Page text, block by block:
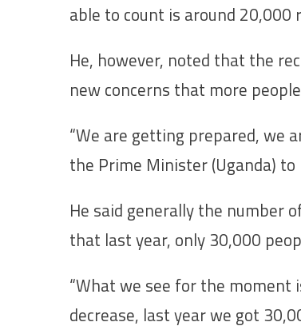
able to count is around 20,000
He, however, noted that the
new concerns that more
“We are getting prepared, we
the Prime Minister (Uganda) to
He said generally the number
that last year, only 30,000
“What we see for the
decrease, last year we got